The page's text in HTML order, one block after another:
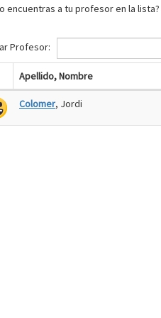
encuentras a tu profesor en la lista?
Profesor:
Apellido, Nombre
Colomer, Jordi